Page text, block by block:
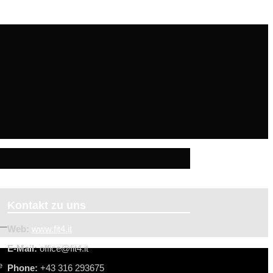
Kontakt zu uns
Web: www.fit4.it
E-Mail:office@fit4.it
Phone: +43 316 293675